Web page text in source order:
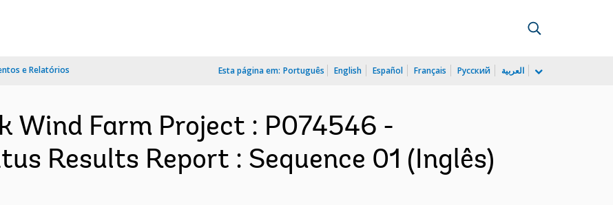
e Relatórios Esta página em: Português English Español Français Русский العربية
Wind Farm Project : P074546 -
Results Report : Sequence 01 (Inglês)